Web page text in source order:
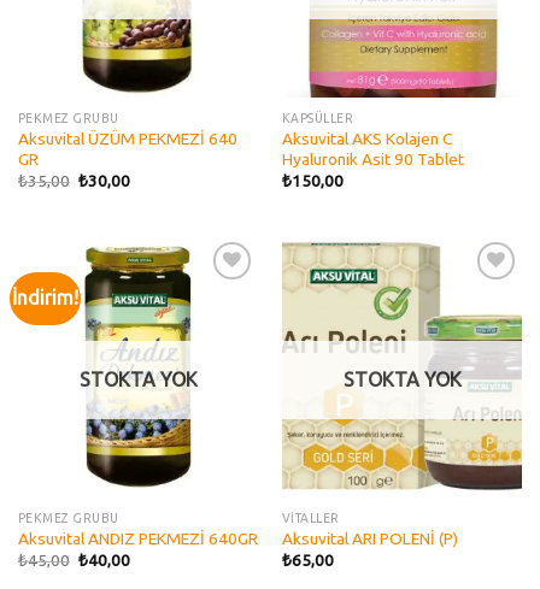
PEKMEZ GRUBU
Aksuvital ÜZÜM PEKMEZİ 640
GR
₺35,00 ₺30,00
KAPSÜLLER
Aksuvital AKS Kolajen C
Hyaluronik Asit 90 Tablet
₺150,00
İndirim!
STOKTA YOK
PEKMEZ GRUBU
Aksuvital ANDIZ PEKMEZİ 640GR
₺45,00 ₺40,00
wishlist
STOKTA YOK
VİTALLER
Aksuvital ARI POLENİ (P)
₺65,00